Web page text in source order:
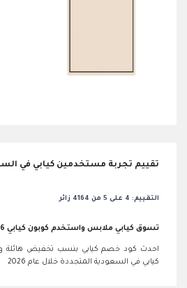
تقييم تجربة مستخدمين كيابي في
التقييم: 4 على 5 من 4164 زائر
تسوق كيابي ملابس واستخدم كوبون كيابي 2026
احدث كود خصم كيابي بنسب تخفيض هائلة
كيابي في السعودية المتجددة خلال عام 2026